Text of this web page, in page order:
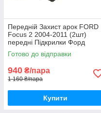
Передній Захист арок FORD
Focus 2 2004-2011 (2шт)
передні Підкрилки Форд
Фокус 2 пара передніх
Готово до відправки
940 ₴/пара
1 160 ₴/пара
Купити